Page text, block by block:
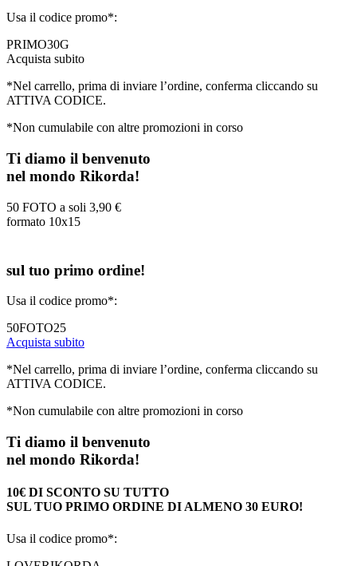
Usa il codice promo*:
PRIMO30G
Acquista subito
*Nel carrello, prima di inviare l’ordine, conferma cliccando su
ATTIVA CODICE.
*Non cumulabile con altre promozioni in corso
Ti diamo il benvenuto
nel mondo Rikorda!
50 FOTO a soli 3,90 €
formato 10x15
sul tuo primo ordine!
Usa il codice promo*:
50FOTO25
Acquista subito
*Nel carrello, prima di inviare l’ordine, conferma cliccando su
ATTIVA CODICE.
*Non cumulabile con altre promozioni in corso
Ti diamo il benvenuto
nel mondo Rikorda!
10€ DI SCONTO SU TUTTO
SUL TUO PRIMO ORDINE DI ALMENO 30 EURO!
Usa il codice promo*: